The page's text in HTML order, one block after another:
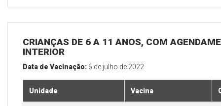
CRIANÇAS DE 6 A 11 ANOS, COM
INTERIOR
Data de Vacinação: 6 de julho de 2022
Unidade Vacina